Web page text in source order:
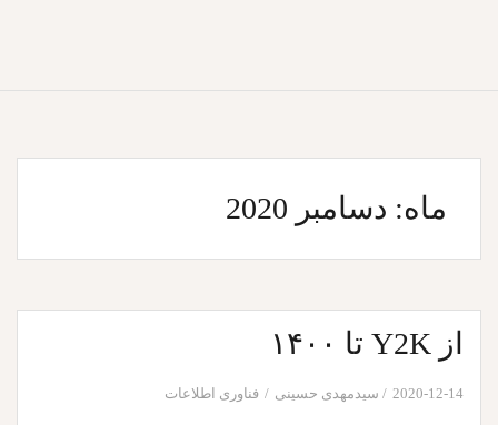
ماه: دسامبر 2020
از Y2K تا ۱۴۰۰
2020-12-14 سیدمهدی حسینی فناوری اطلاعات